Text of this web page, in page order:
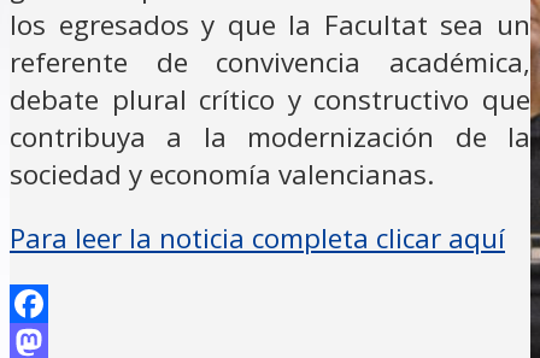
los egresados y que la Facultat sea un
referente de convivencia académica,
debate plural crítico y constructivo que
contribuya a la modernización de la
sociedad y economía valencianas.
Para leer la noticia completa clicar aquí
Facebook